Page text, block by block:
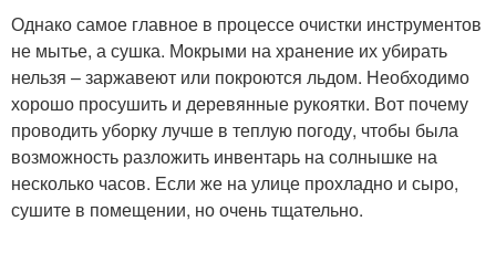
Однако самое главное в процессе очистки инструментов
не мытье, а сушка. Мокрыми на хранение их убирать
нельзя – заржавеют или покроются льдом. Необходимо
хорошо просушить и деревянные рукоятки. Вот почему
проводить уборку лучше в теплую погоду, чтобы была
возможность разложить инвентарь на солнышке на
несколько часов. Если же на улице прохладно и сыро,
сушите в помещении, но очень тщательно.